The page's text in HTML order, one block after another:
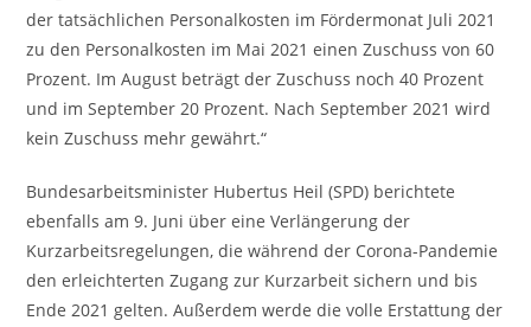
der tatsächlichen Personalkosten im Fördermonat Juli 2021
zu den Personalkosten im Mai 2021 einen Zuschuss von 60
Prozent. Im August beträgt der Zuschuss noch 40 Prozent
und im September 20 Prozent. Nach September 2021 wird
kein Zuschuss mehr gewährt.“
Bundesarbeitsminister Hubertus Heil (SPD) berichtete
ebenfalls am 9. Juni über eine Verlängerung der
Kurzarbeitsregelungen, die während der Corona-Pandemie
den erleichterten Zugang zur Kurzarbeit sichern und bis
Ende 2021 gelten. Außerdem werde die volle Erstattung der